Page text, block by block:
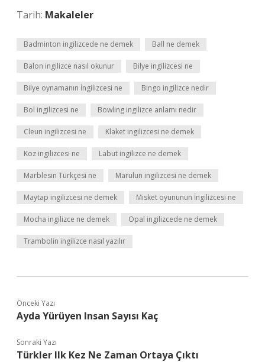
Tarih: Makaleler
Badminton ingilizcede ne demek Ball ne demek
Balon ingilizce nasıl okunur Bilye ingilizcesi ne
Bilye oynamanın İngilizcesi ne Bingo ingilizce nedir
Bol ingilizcesi ne Bowling ingilizce anlamı nedir
Cleun ingilizcesi ne Klaket ingilizcesi ne demek
Koz ingilizcesi ne Labut ingilizce ne demek
Marblesin Türkçesi ne Marulun ingilizcesi ne demek
Maytap ingilizcesi ne demek Misket oyununun İngilizcesi ne
Mocha ingilizce ne demek Opal ingilizcede ne demek
Trambolin ingilizce nasıl yazılır
Önceki Yazı
Ayda Yürüyen Insan Sayısı Kaç
Sonraki Yazı
Türkler Ilk Kez Ne Zaman Ortaya Çıktı